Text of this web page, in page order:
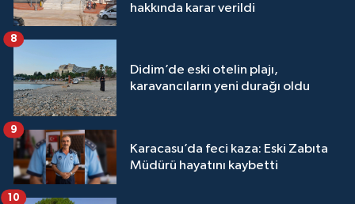
hakkında karar verildi
Didim’de eski otelin plajı,
karavancıların yeni durağı oldu
8
Karacasu’da feci kaza: Eski Zabıta
Müdürü hayatını kaybetti
9
10